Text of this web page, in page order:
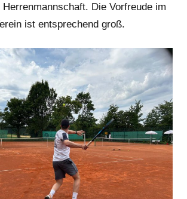
Herrenmannschaft. Die Vorfreude im
ist entsprechend groß.